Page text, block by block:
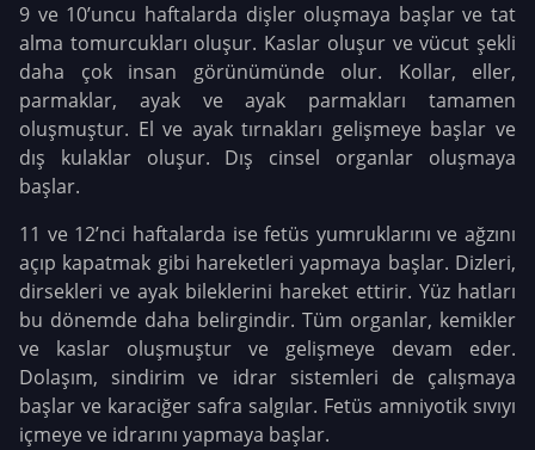
9 ve 10’uncu haftalarda dişler oluşmaya başlar ve tat
alma tomurcukları oluşur. Kaslar oluşur ve vücut şekli
daha çok insan görünümünde olur. Kollar, eller,
parmaklar, ayak ve ayak parmakları tamamen
oluşmuştur. El ve ayak tırnakları gelişmeye başlar ve
dış kulaklar oluşur. Dış cinsel organlar oluşmaya
başlar.
11 ve 12’nci haftalarda ise fetüs yumruklarını ve ağzını
açıp kapatmak gibi hareketleri yapmaya başlar. Dizleri,
dirsekleri ve ayak bileklerini hareket ettirir. Yüz hatları
bu dönemde daha belirgindir. Tüm organlar, kemikler
ve kaslar oluşmuştur ve gelişmeye devam eder.
Dolaşım, sindirim ve idrar sistemleri de çalışmaya
başlar ve karaciğer safra salgılar. Fetüs amniyotik sıvıyı
içmeye ve idrarını yapmaya başlar.